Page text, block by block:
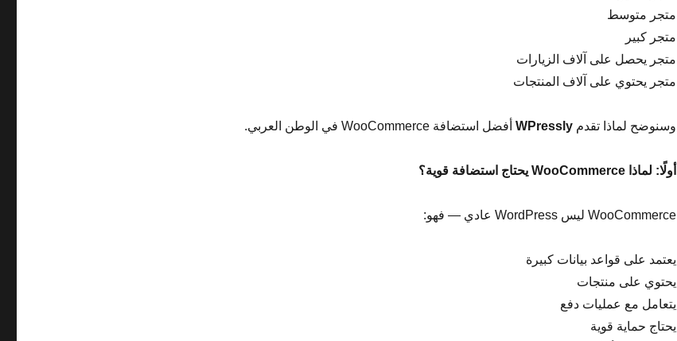
متجر متوسط
متجر كبير
متجر يحصل على آلاف الزيارات
متجر يحتوي على آلاف المنتجات
وسنوضح لماذا تقدمWPressly أفضل استضافة WooCommerce في الوطن العربي.
أولًا: لماذا WooCommerce يحتاج استضافة قوية؟
WooCommerce ليس WordPress عادي — فهو:
يعتمد على قواعد بيانات كبيرة
يحتوي على منتجات
يتعامل مع عمليات دفع
يحتاج حماية قوية